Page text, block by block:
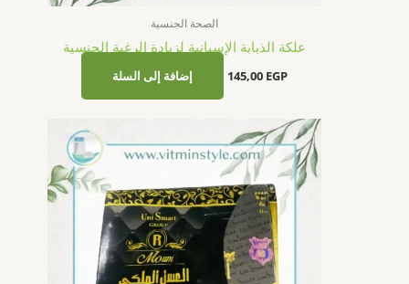
الصحة الجنسية
علكة الذبابة الإسبانية لزيادة الرغبة الجنسية
145,00 EGP إضافة إلى السلة